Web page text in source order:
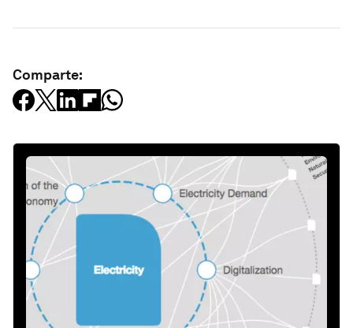
Comparte: